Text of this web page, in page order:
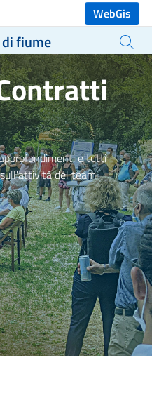
WebGis
fiume
e tutti
del team